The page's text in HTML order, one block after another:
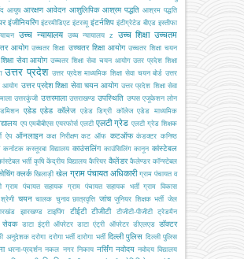
आयुष आरक्षण आवेदन आशुलिपिक आश्रम पद्धति आश्रम पद्धति
इंजीनियरिंग इंटरमीडिएट इंटरव्यू इंटर्नशिप इंटीग्रेटेड बीएड इस्तीफा
उच्च न्यायालय उच्च न्यायालय z उच्च शिक्षा उच्चतम
आयोग उच्चतर शिक्षा उच्चतर शिक्षा आयोग उच्चतर शिक्षा चयन
सेवा आयोग उच्चतर शिक्षा सेवा चयन आयोग उतर प्रदेश शिक्षा
उत्तर प्रदेश उत्तर प्रदेश माध्यमिक शिक्षा सेवा चयन बोर्ड उत्तर
आयोग उत्तर प्रदेश शिक्षा सेवा चयन आयोग उत्तर प्रदेश शिक्षा सेवा
उत्तरकुंजी उत्तरमाला उत्तराखण्ड उपस्थिति उप्पस एजूकेशन लोन
एडेड एडेड कॉलेज एडेड डिग्री कॉलेज एडेड माध्यमिक
एप एमबीबीएस एयरफोर्स एलटी एलटी ग्रेड एलटी ग्रेड शिक्षक
ऐप ऑनलाइन कक्ष निरीक्षण कट ऑफ कटऑफ कंडक्टर कनिष्ठ
कर्नाटक कस्तूरबा विद्यालय काउंसलिंग काउंसिलिंग कानून कांस्टेबल
भर्ती कृषि केंद्रीय विद्यालय कैरियर कैलेंडर कैलेण्डर कॉन्स्टेबल
क्लर्क खिलाड़ी खेल ग्राम पंचायत अधिकारी ग्राम पंचायत व
ग्राम पंचायत सहायक ग्राम पंचायत सहायक भर्ती ग्राम विकास
चयन चालक चुनाव छात्रवृत्ति जांच जूनियर शिक्षक भर्ती जेल
झारखण्ड टाइपिंग टीईटी टीजीटी टीजीटी-पीजीटी
ट्रेडमैन
सेवक डाटा इंट्री ऑपरेटर डाटा एंट्री ऑपरेटर डीएलएड डॉक्टर
अनुदेशक दरोगा दरोगा भर्ती दारोगा भर्ती दिल्ली पुलिस दिल्ली पुलिस
धरना-प्रदर्शन नकल नगर निकाय नर्सिंग नवोदय नवोदय विद्यालय